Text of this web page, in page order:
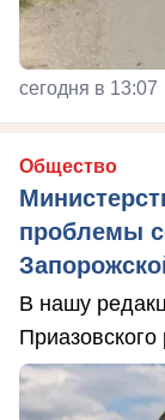
сегодня в 13:07
Общество
проблемы
В нашу
Приазовского